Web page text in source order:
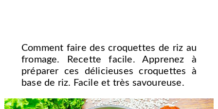
Comment faire des croquettes de riz au
fromage. Recette facile. Apprenez à
préparer ces délicieuses croquettes à
base de riz. Facile et très savoureuse.